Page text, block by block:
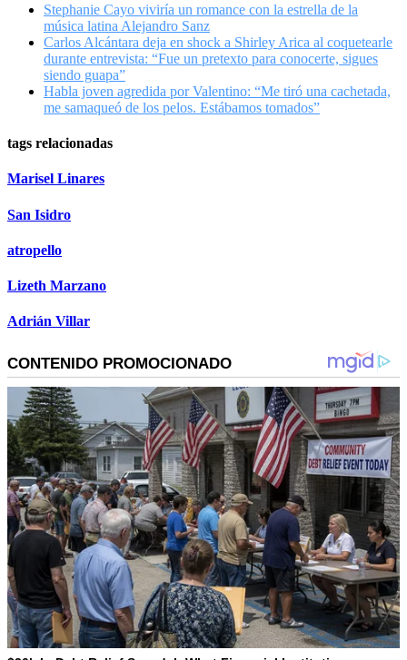
Stephanie Cayo viviría un romance con la estrella de la
música latina Alejandro Sanz
Carlos Alcántara deja en shock a Shirley Arica al coquetearle
durante entrevista: “Fue un pretexto para conocerte, sigues
siendo guapa”
Habla joven agredida por Valentino: “Me tiró una cachetada,
me samaqueó de los pelos. Estábamos tomados”
tags relacionadas
Marisel Linares
San Isidro
atropello
Lizeth Marzano
Adrián Villar